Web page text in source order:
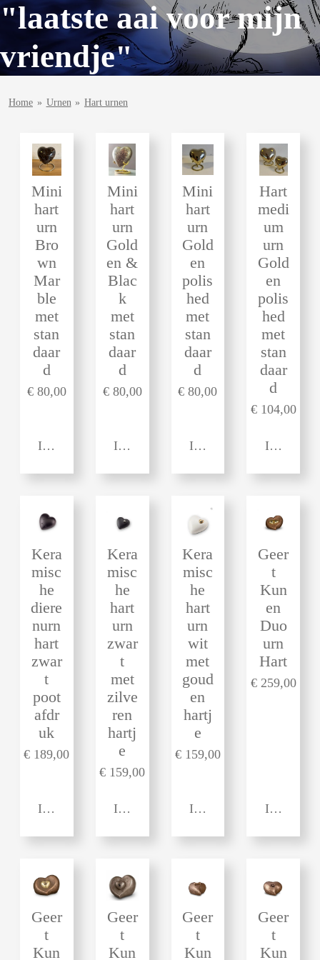
"laatste aai voor mijn
vriendje"
Home » Urnen » Hart urnen
Mini
hart
urn
Bro
wn
Mar
ble
met
stan
daar
d
€ 80,00
In winkelwagen
Mini
hart
urn
Gold
en &
Blac
k
met
stan
daar
d
€ 80,00
In winkelwagen
Mini
hart
urn
Gold
en
polis
hed
met
stan
daar
d
€ 80,00
In winkelwagen
Hart
medi
um
urn
Gold
en
polis
hed
met
stan
daar
d
€ 104,00
In
Kera
misc
he
diere
nurn
hart
zwar
t
poot
afdr
uk
€ 189,00
In winkelwagen
Kera
misc
he
hart
urn
zwar
t
met
zilve
ren
hartj
e
€ 159,00
In winkelwagen
Kera
misc
he
hart
urn
wit
met
goud
en
hartj
e
€ 159,00
In winkelwagen
Geer
t
Kun
en
Duo
urn
Hart
€ 259,00
In
Geer
t
Kun
Geer
t
Kun
Geer
t
Kun
Geer
t
Kun